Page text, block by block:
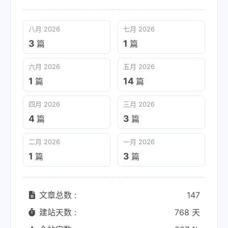
八月 2026
3 篇
七月 2026
1 篇
六月 2026
1 篇
五月 2026
14 篇
四月 2026
4 篇
三月 2026
3 篇
二月 2026
1 篇
一月 2026
3 篇
文章总数 :
147
建站天数 :
768 天